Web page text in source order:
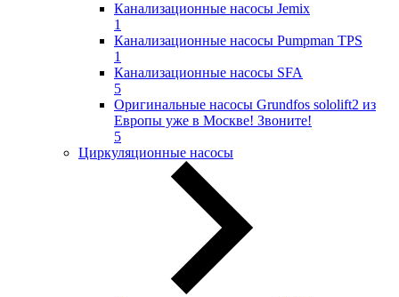
Канализационные насосы Jemix
1
Канализационные насосы Pumpman TPS
1
Канализационные насосы SFA
5
Оригинальные насосы Grundfos sololift2 из
Европы уже в Москве! Звоните!
5
Циркуляционные насосы